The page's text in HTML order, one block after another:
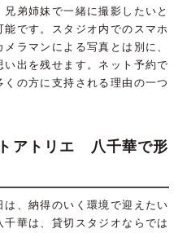
弟姉妹で一緒に撮影したいと
です。スタジオ内でのスマホ
ラマンによる写真とは別に、
出を残せます。ネット予約で
の方に支持される理由の一つ
アトリエ 八千華で形
、納得のいく環境で迎えたい
華は、貸切スタジオならでは